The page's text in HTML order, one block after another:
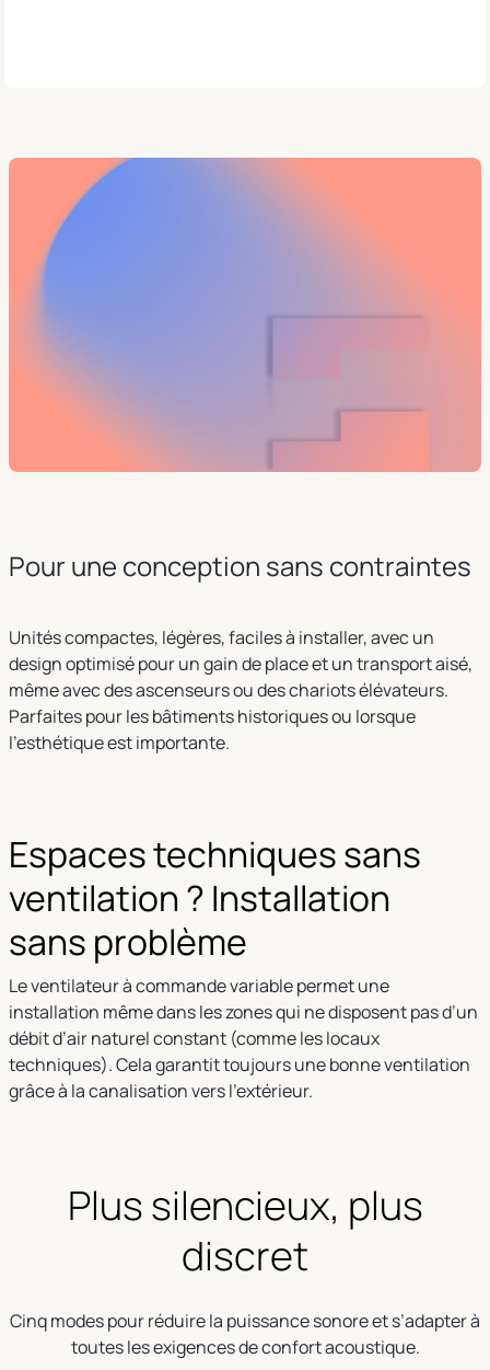
Pour une conception sans contraintes
Unités compactes, légères, faciles à installer, avec un
design optimisé pour un gain de place et un transport aisé,
même avec des ascenseurs ou des chariots élévateurs.
Parfaites pour les bâtiments historiques ou lorsque
l’esthétique est importante.
Espaces techniques sans
ventilation ? Installation
sans problème
Le ventilateur à commande variable permet une
installation même dans les zones qui ne disposent pas d’un
débit d’air naturel constant (comme les locaux
techniques). Cela garantit toujours une bonne ventilation
grâce à la canalisation vers l’extérieur.
Plus silencieux, plus
discret
Cinq modes pour réduire la puissance sonore et s’adapter à
toutes les exigences de confort acoustique.